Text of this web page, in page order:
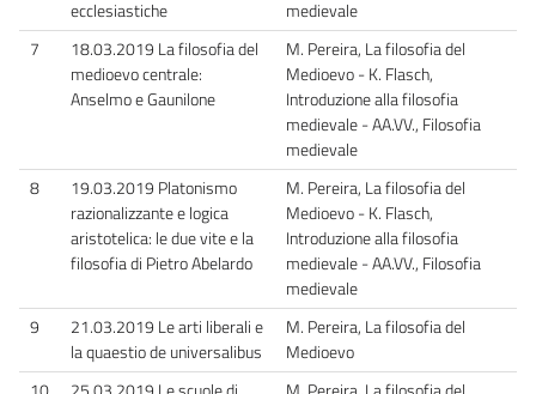
ecclesiastiche
medievale
7
18.03.2019 La filosofia del
medioevo centrale:
Anselmo e Gaunilone
M. Pereira, La filosofia del
Medioevo - K. Flasch,
Introduzione alla filosofia
medievale - AA.VV., Filosofia
medievale
8
19.03.2019 Platonismo
razionalizzante e logica
aristotelica: le due vite e la
filosofia di Pietro Abelardo
M. Pereira, La filosofia del
Medioevo - K. Flasch,
Introduzione alla filosofia
medievale - AA.VV., Filosofia
medievale
9
21.03.2019 Le arti liberali e
la quaestio de universalibus
M. Pereira, La filosofia del
Medioevo